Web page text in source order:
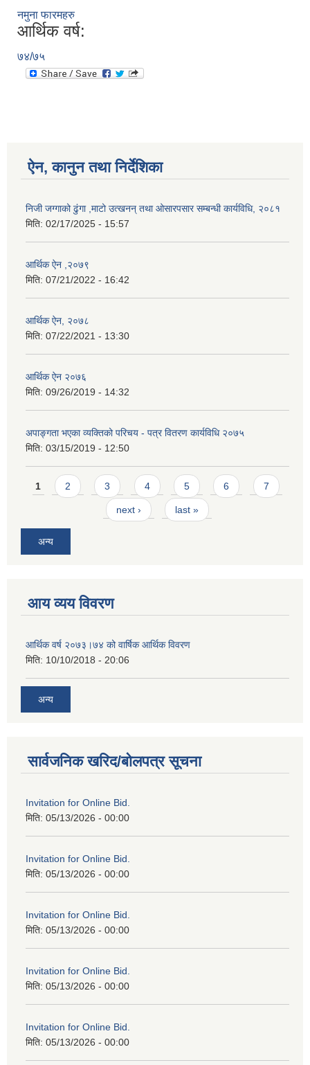
नमुना फारमहरु
आर्थिक वर्ष:
७४/७५
ऐन, कानुन तथा निर्देशिका
निजी जग्गाको ढुंगा ,माटो उत्खनन् तथा ओसारपसार सम्बन्धी कार्यविधि, २०८१
मिति: 02/17/2025 - 15:57
आर्थिक ऐन ,२०७९
मिति: 07/21/2022 - 16:42
आर्थिक ऐन, २०७८
मिति: 07/22/2021 - 13:30
आर्थिक ऐन २०७६
मिति: 09/26/2019 - 14:32
अपाङ्गता भएका व्यक्तिको परिचय - पत्र वितरण कार्यविधि २०७५
मिति: 03/15/2019 - 12:50
Pages
1 2 3 4 5 6 7
next › last »
अन्य
आय व्यय विवरण
आर्थिक वर्ष २०७३।७४ को वार्षिक आर्थिक विवरण
मिति: 10/10/2018 - 20:06
अन्य
सार्वजनिक खरिद/बोलपत्र सूचना
Invitation for Online Bid.
मिति: 05/13/2026 - 00:00
Invitation for Online Bid.
मिति: 05/13/2026 - 00:00
Invitation for Online Bid.
मिति: 05/13/2026 - 00:00
Invitation for Online Bid.
मिति: 05/13/2026 - 00:00
Invitation for Online Bid.
मिति: 05/13/2026 - 00:00